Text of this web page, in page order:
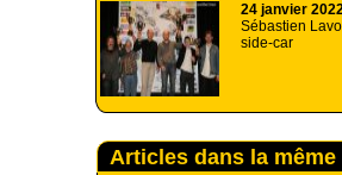
24 janvier
Sébastien
side-car
Articles dans la